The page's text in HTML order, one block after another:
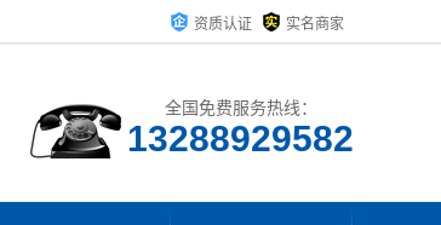
资质认证 实名商家
全国免费服务热线：
13288929582